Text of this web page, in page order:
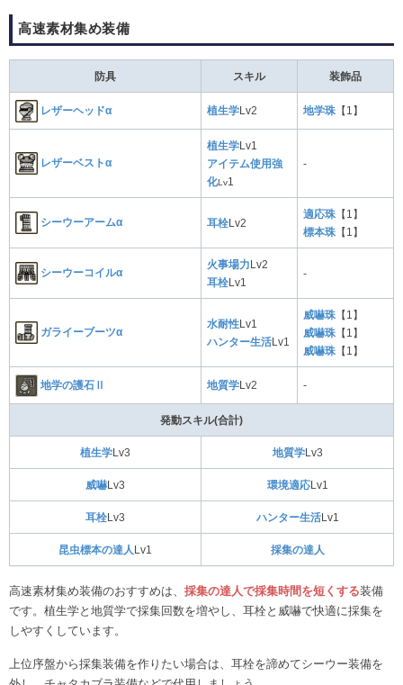
高速素材集め装備
防具 スキル 装飾品
レザーヘッドα 植生学 Lv2 地学珠 【1】
レザーベストα
植生学 Lv1
アイテム使用強
化Lv1
-
シーウーアームα 耳栓 Lv2
適応珠 【1】
標本珠 【1】
シーウーコイルα
火事場力 Lv2
耳栓 Lv1
-
ガライーブーツα
水耐性 Lv1
ハンター生活 Lv1
威嚇珠 【1】
威嚇珠 【1】
威嚇珠 【1】
地学の護石Ⅱ 地質学 Lv2 -
発動スキル(合計)
植生学 Lv3 地質学Lv3
威嚇 Lv3 環境適応Lv1
耳栓 Lv3 ハンター生活Lv1
昆虫標本の達人 Lv1 採集の達人
高速素材集め装備のおすすめは、 採集の達人で採集時間を短くする装備
です。植生学と地質学で採集回数を増やし、耳栓と威嚇で快適に採集を
しやすくしています。
上位序盤から採集装備を作りたい場合は、耳栓を諦めてシーウー装備を